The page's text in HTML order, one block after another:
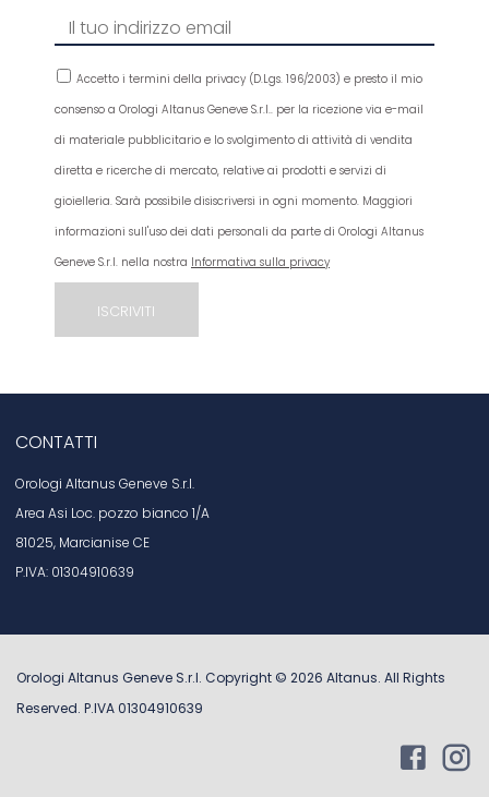
Accetto i termini della privacy (D.Lgs. 196/2003) e presto il mio
consenso a Orologi Altanus Geneve S.r.l.. per la ricezione via e-mail
di materiale pubblicitario e lo svolgimento di attività di vendita
diretta e ricerche di mercato, relative ai prodotti e servizi di
gioielleria. Sarà possibile disiscriversi in ogni momento. Maggiori
informazioni sull'uso dei dati personali da parte di Orologi Altanus
Geneve S.r.l. nella nostra Informativa sulla privacy
CONTATTI
Orologi Altanus Geneve S.r.l.
Area Asi Loc. pozzo bianco 1/A
81025, Marcianise CE
P.IVA: 01304910639
Orologi Altanus Geneve S.r.l. Copyright © 2026 Altanus. All Rights
Reserved. P.IVA 01304910639